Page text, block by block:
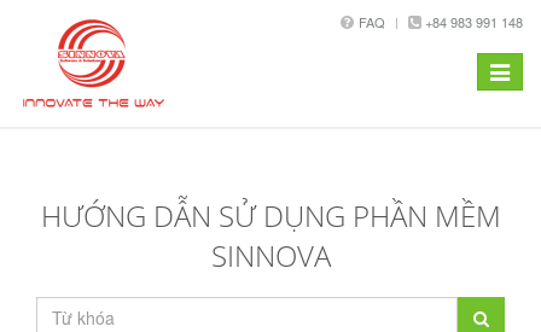
FAQ +84 983 991 148
Toggle
HƯỚNG DẪN SỬ DỤNG PHẦN MỀM
SINNOVA